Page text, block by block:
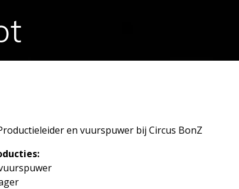
en vuurspuwer bij Circus BonZ